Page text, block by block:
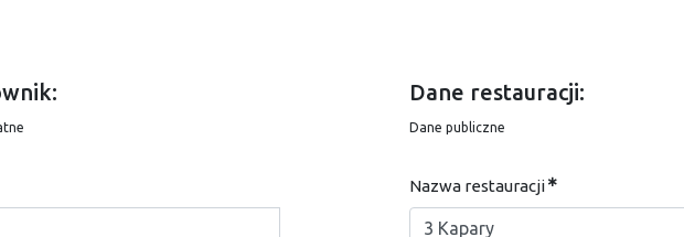
Dane restauracji:
Dane publiczne
Nazwa restauracji